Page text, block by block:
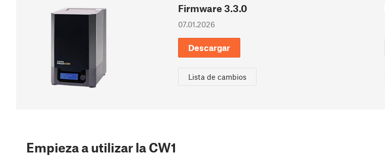
Firmware 3.3.0
07.01.2026
Descargar
Lista de cambios
Empieza a utilizar la CW1